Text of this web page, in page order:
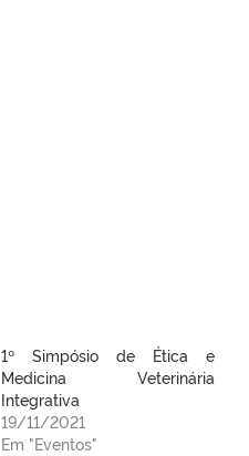
1º Simpósio de Ética e
Medicina Veterinária
Integrativa
19/11/2021
Em "Eventos"